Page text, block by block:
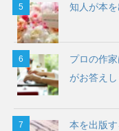
知人が本
プロの作
がお答え
本を出版